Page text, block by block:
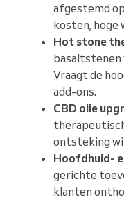
afgestemd
kosten, hoge
Hot stone
basaltstenen
Vraagt de
add-ons.
CBD olie
ontsteking
Hoofdhuid-
gerichte
klanten